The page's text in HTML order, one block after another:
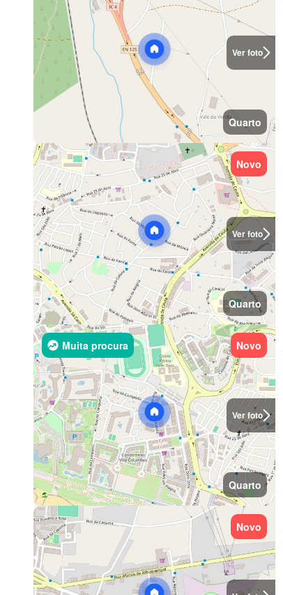
Ver foto
Quarto
Ver foto
Novo
Quarto
Ver foto
Muita procura Novo
Quarto
Novo